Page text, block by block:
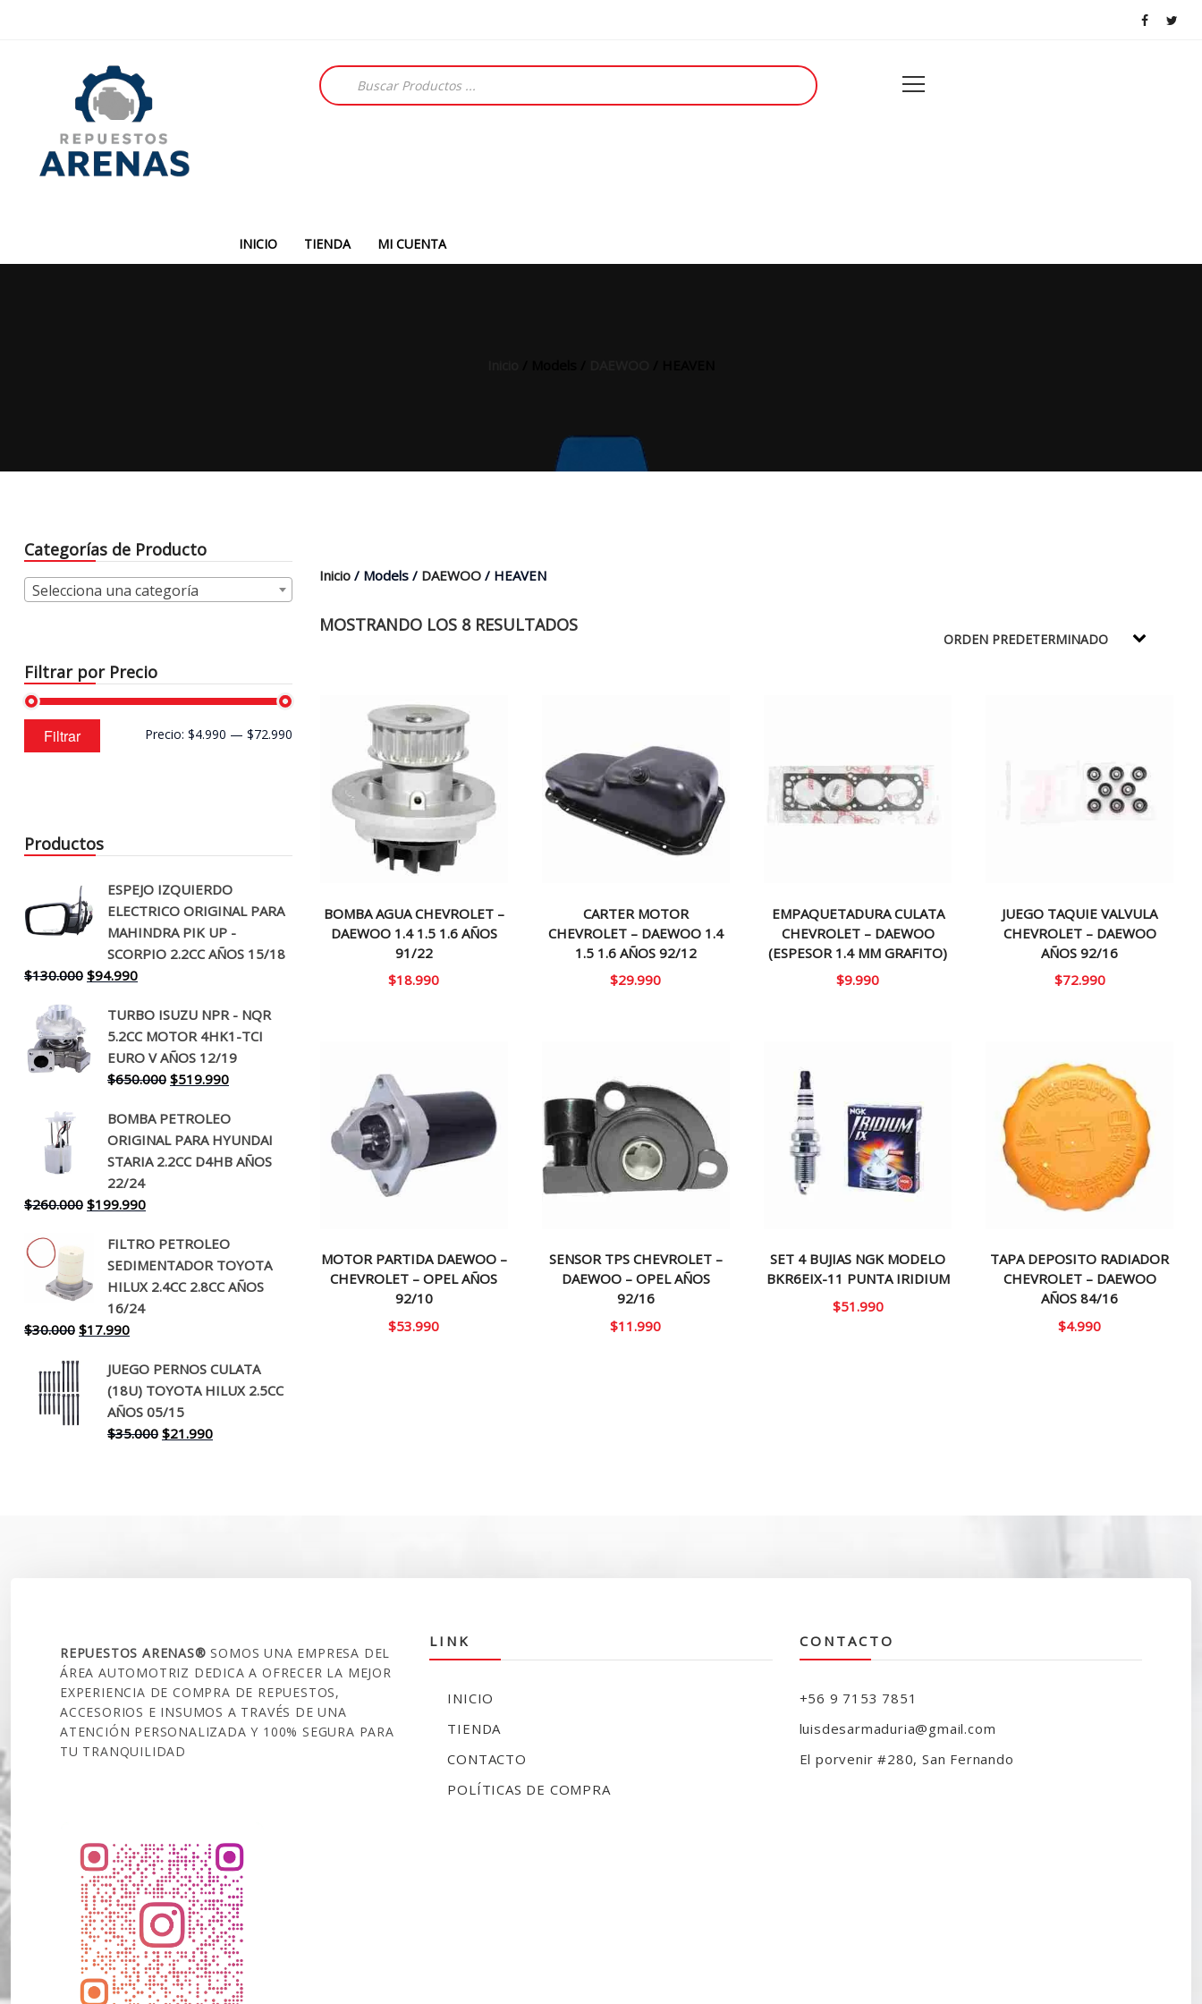
Búsqueda
de
productos
INICIO TIENDA MI CUENTA
Categorías de Producto
Selecciona una categoría
Filtrar por Precio
Precio
mínimo
Precio
máximo
Filtrar Precio: $4.990 — $72.990
Productos
ESPEJO IZQUIERDO
ELECTRICO ORIGINAL PARA
MAHINDRA PIK UP -
SCORPIO 2.2CC AÑOS 15/18
$130.000 El
original
era:
$130.000.
$94.990El
actual
es:
$94.990.
TURBO ISUZU NPR - NQR
5.2CC MOTOR 4HK1-TCI
EURO V AÑOS 12/19
$650.000 El
original
era:
$650.000.
$519.990El
actual
es:
$519.990.
BOMBA PETROLEO
ORIGINAL PARA HYUNDAI
STARIA 2.2CC D4HB AÑOS
22/24
$260.000 El
original
era:
$260.000.
$199.990El
actual
es:
$199.990.
FILTRO PETROLEO
SEDIMENTADOR TOYOTA
HILUX 2.4CC 2.8CC AÑOS
16/24
$30.000 El
original
era:
$30.000.
$17.990El
actual
es:
$17.990.
JUEGO PERNOS CULATA
(18U) TOYOTA HILUX 2.5CC
AÑOS 05/15
$35.000 El
$21.990El
Inicio / Models / DAEWOO / HEAVEN
MOSTRANDO LOS 8 RESULTADOS
BOMBA AGUA CHEVROLET –
DAEWOO 1.4 1.5 1.6 AÑOS
91/22
$18.990
CARTER MOTOR
CHEVROLET – DAEWOO 1.4
1.5 1.6 AÑOS 92/12
$29.990
EMPAQUETADURA CULATA
CHEVROLET – DAEWOO
(ESPESOR 1.4 MM GRAFITO)
$9.990
JUEGO TAQUIE VALVULA
CHEVROLET – DAEWOO
AÑOS 92/16
$72.990
MOTOR PARTIDA DAEWOO –
CHEVROLET – OPEL AÑOS
92/10
$53.990
SENSOR TPS CHEVROLET –
DAEWOO – OPEL AÑOS
92/16
$11.990
SET 4 BUJIAS NGK MODELO
BKR6EIX-11 PUNTA IRIDIUM
$51.990
TAPA DEPOSITO RADIADOR
CHEVROLET – DAEWOO
AÑOS 84/16
$4.990
REPUESTOS ARENAS®SOMOS UNA EMPRESA DEL
ÁREA AUTOMOTRIZ DEDICA A OFRECER LA MEJOR
EXPERIENCIA DE COMPRA DE REPUESTOS,
ACCESORIOS E INSUMOS A TRAVÉS DE UNA
ATENCIÓN PERSONALIZADA Y 100% SEGURA PARA
TU TRANQUILIDAD
LINK
INICIO
TIENDA
CONTACTO
POLÍTICAS DE COMPRA
CONTACTO
+56 9 7153 7851
luisdesarmaduria@gmail.com
El porvenir #280, San Fernando